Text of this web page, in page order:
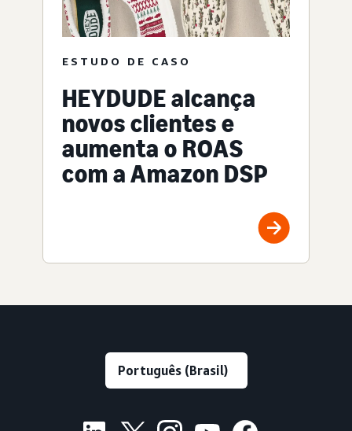
ESTUDO DE CASO
HEYDUDE alcança
novos clientes e
aumenta o ROAS
com a Amazon DSP